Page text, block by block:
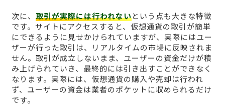
次に、 取引が実際には行われないという点も大きな特徴
です。サイトにアクセスすると、仮想通貨の取引が簡単
にできるように見せかけられていますが、実際にはユー
ザーが行った取引は、リアルタイムの市場に反映されま
せん。取引が成立しないまま、ユーザーの資金だけが積
み上げられていき、最終的には引き出すことができなく
なります。実際には、仮想通貨の購入や売却は行われ
ず、ユーザーの資金は業者のポケットに収められるだけ
です。